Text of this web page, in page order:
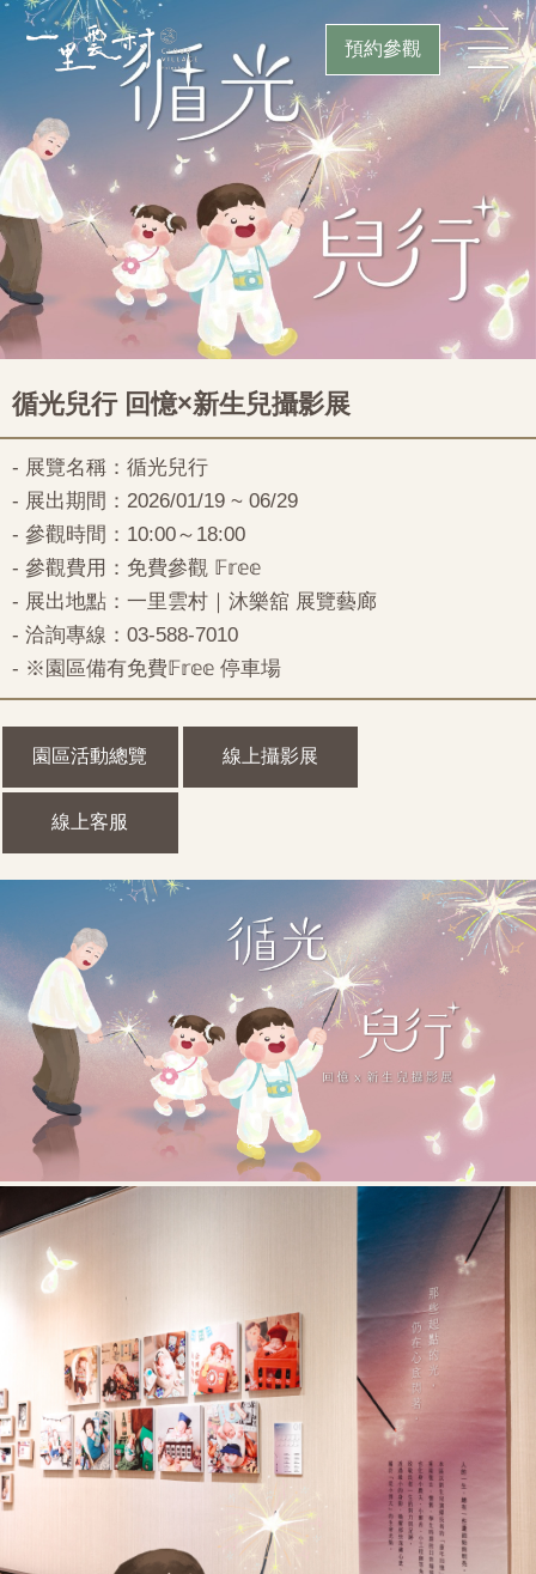
預約參觀
循光兒行 回憶×新生兒攝影展
- 展覽名稱：循光兒行
- 展出期間：2026/01/19 ~ 06/29
- 參觀時間：10:00～18:00
- 參觀費用：免費參觀 𝔽𝕣𝕖𝕖
- 展出地點：一里雲村｜沐樂舘 展覽藝廊
- 洽詢專線：03-588-7010
- ※園區備有免費𝔽𝕣𝕖𝕖 停車場
園區活動總覽 線上攝影展
線上客服